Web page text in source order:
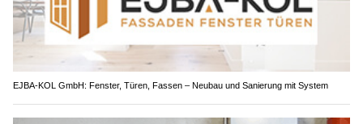
EJBA-KOL GmbH: Fenster, Türen, Fassen – Neubau und Sanierung mit System